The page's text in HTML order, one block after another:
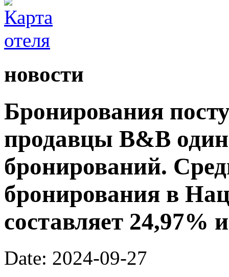
новости
Бронирования
продавцы B&B
бронирований.
бронирования в
составляет 24,97%
Date: 2024-09-27